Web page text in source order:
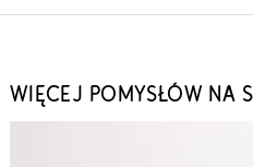
WIĘCEJ POMYSŁÓW NA